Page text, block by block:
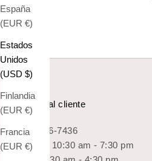
España
(EUR €)
Estados
Unidos
(USD $)
Finlandia
(EUR €)
Francia
(EUR €)
Servicio al cliente
1-800-966-7436
Lun-Sab: 10:30 am - 7:30 pm